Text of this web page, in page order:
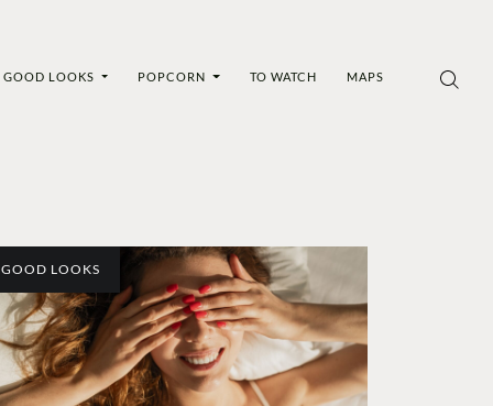
GOOD LOOKS POPCORN TO WATCH MAPS
GOOD LOOKS